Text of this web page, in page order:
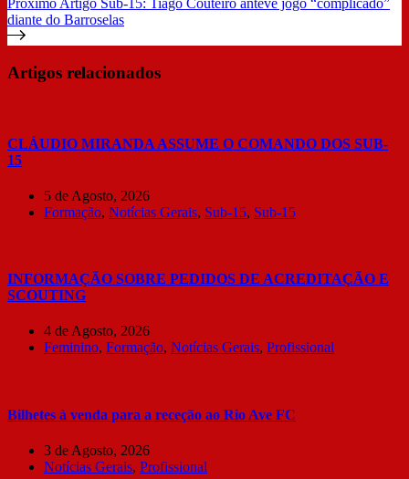
diante do Barroselas
Artigos relacionados
CLÁUDIO MIRANDA ASSUME O COMANDO DOS SUB-
15
5 de Agosto, 2026
Formação, Notícias Gerais, Sub-15, Sub-15
INFORMAÇÃO SOBRE PEDIDOS DE ACREDITAÇÃO E
SCOUTING
4 de Agosto, 2026
Feminino, Formação, Notícias Gerais, Profissional
Bilhetes à venda para a receção ao Rio Ave FC
3 de Agosto, 2026
Notícias Gerais, Profissional